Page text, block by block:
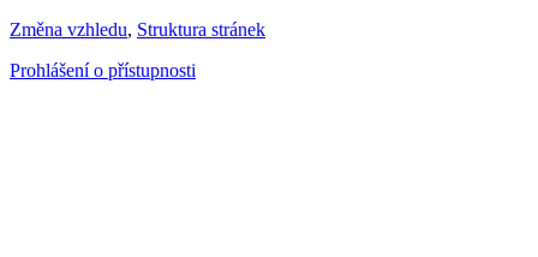
Změna vzhledu, Struktura stránek
Prohlášení o přístupnosti